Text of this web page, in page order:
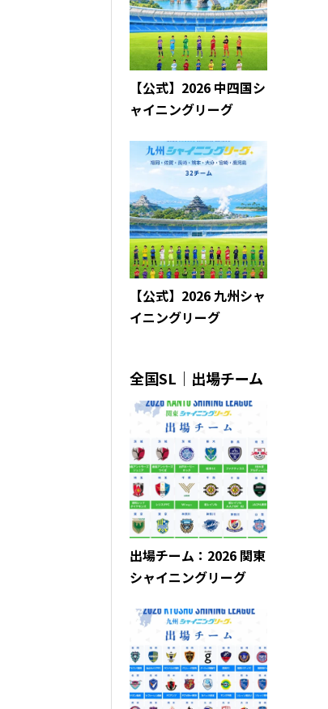
【公式】2026 中四国シ
ャイニングリーグ
【公式】2026 九州シャ
イニングリーグ
全国SL｜出場チーム
出場チーム：2026 関東
シャイニングリーグ